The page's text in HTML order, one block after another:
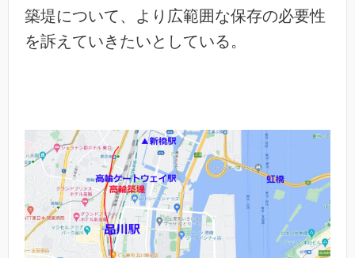
築堤について、より広範囲な保存の必要性
を訴えていきたいとしている。